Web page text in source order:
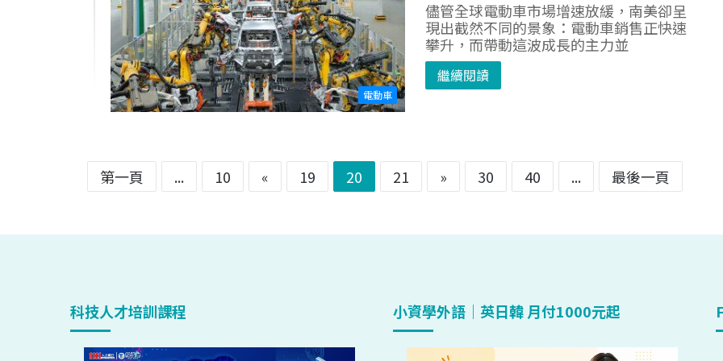
電動車
儘管全球電動車市場增速放緩，南美卻呈
現出截然不同的景象：電動車銷售正快速
攀升，而帶動這波成長的主力並
繼續閱讀
第一頁 ... 10 « 19 20 21 » 30 40 ... 最後一頁
科技人才培訓課程 小資學外語｜英日韓 月付1000元起